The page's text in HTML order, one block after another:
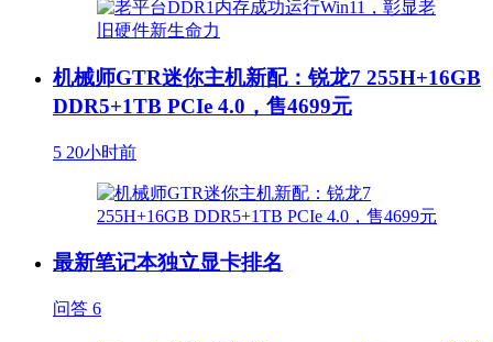
机械师GTR迷你主机新配：锐龙7 255H+16GB
DDR5+1TB PCIe 4.0，售4699元
5 20小时前
最新笔记本独立显卡排名
问答 6